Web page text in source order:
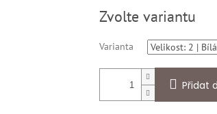
cena:
Zvolte variantu
Varianta
Přidat